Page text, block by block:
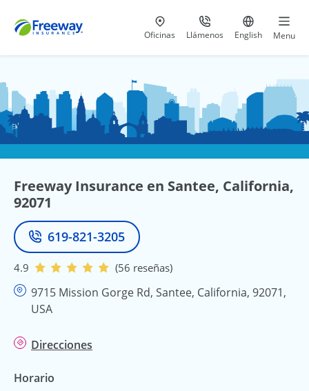
Visita nuestras
Oficinas Llámenos
al 800-441-5533
Ir al sitio
English Menu
Freeway Insurance en Santee, California,
92071
Teléfono
619-821-3205
4.9 (56 reseñas)
9715 Mission Gorge Rd, Santee, California, 92071,
USA
Direcciones
Horario